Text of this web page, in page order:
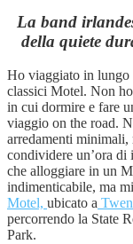
La band
della quiete
Ho viaggiato in lungo
classici Motel. Non
in cui dormire e fare
viaggio on the road.
arredamenti minimali,
condividere un’ora di
che alloggiare in un
indimenticabile, ma
Motel, ubicato a
percorrendo la State
Park.